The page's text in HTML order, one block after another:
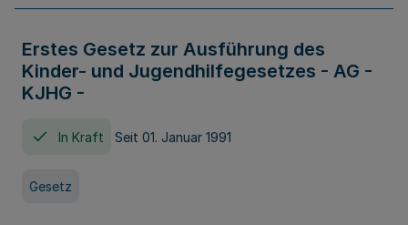
Erstes Gesetz zur Ausführung des
Kinder- und Jugendhilfegesetzes - AG -
KJHG -
In Kraft Seit 01. Januar 1991
Gesetz